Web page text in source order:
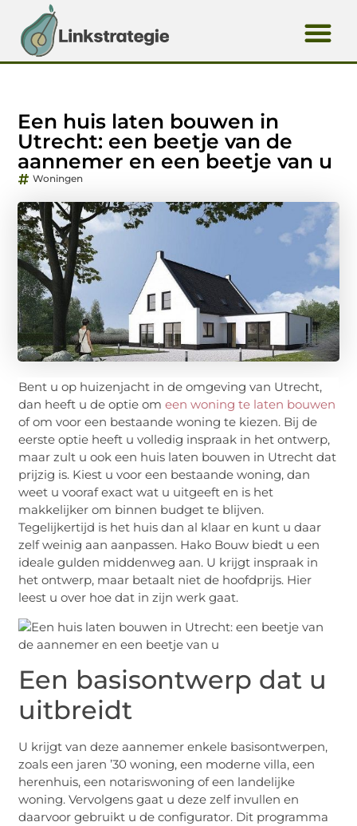
Een huis laten bouwen in
Utrecht: een beetje van de
aannemer en een beetje van u
Woningen
Bent u op huizenjacht in de omgeving van Utrecht,
dan heeft u de optie omeen woning te laten bouwen
of om voor een bestaande woning te kiezen. Bij de
eerste optie heeft u volledig inspraak in het ontwerp,
maar zult u ook een huis laten bouwen in Utrecht dat
prijzig is. Kiest u voor een bestaande woning, dan
weet u vooraf exact wat u uitgeeft en is het
makkelijker om binnen budget te blijven.
Tegelijkertijd is het huis dan al klaar en kunt u daar
zelf weinig aan aanpassen. Hako Bouw biedt u een
ideale gulden middenweg aan. U krijgt inspraak in
het ontwerp, maar betaalt niet de hoofdprijs. Hier
leest u over hoe dat in zijn werk gaat.
Een basisontwerp dat u
uitbreidt
U krijgt van deze aannemer enkele basisontwerpen,
zoals een jaren ’30 woning, een moderne villa, een
herenhuis, een notariswoning of een landelijke
woning. Vervolgens gaat u deze zelf invullen en
daarvoor gebruikt u de configurator. Dit programma